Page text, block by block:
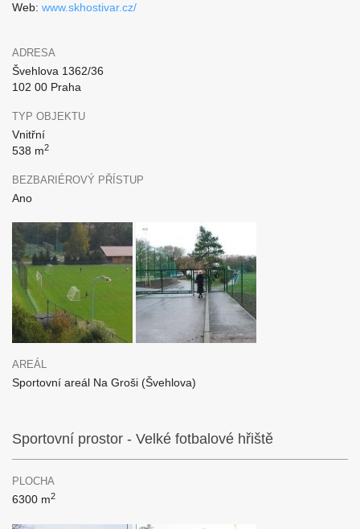
Web: www.skhostivar.cz/
ADRESA
Švehlova 1362/36
102 00 Praha
TYP OBJEKTU
Vnitřní
538 m2
BEZBARIÉROVÝ PŘÍSTUP
Ano
AREÁL
Sportovní areál Na Groši (Švehlova)
Sportovní prostor - Velké fotbalové hřiště
PLOCHA
6300 m2